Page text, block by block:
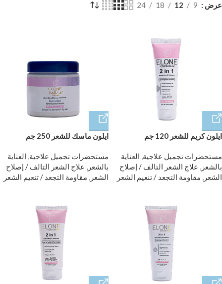
عرض 9
12
18
24
ايلون كريم للشعر 120 جم
مستحضرات تجميل علاجية, العناية
بالشعر , علاج الشعر التالف / إصلاح
الشعر , مقاومة التجعد / تنعيم الشعر
ايلون ماسك للشعر 250 جم
مستحضرات تجميل علاجية, العناية
بالشعر , علاج الشعر التالف / إصلاح
الشعر , مقاومة التجعد / تنعيم الشعر